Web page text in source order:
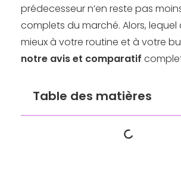
prédecesseur n’en reste pas
complets du marché. Alors,
mieux à votre routine et à votre
notre avis et comparatif
Table des matières